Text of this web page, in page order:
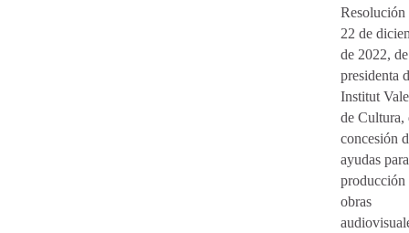
Resolución
22 de
de 2022,
presidenta
Institut
de Cultura,
concesión
ayudas
producción
obras